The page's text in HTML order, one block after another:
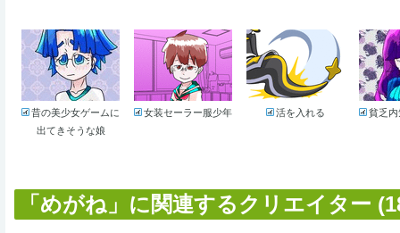
昔の美少女ゲームに
出てきそうな娘
女装セーラー服少年 活を入れる 貧乏
「めがね」に関連するクリエイター